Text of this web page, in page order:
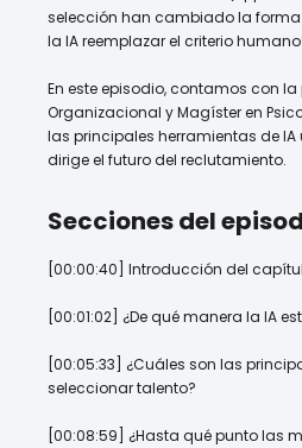
selección han cambiado la forma
la IA reemplazar el criterio
En este episodio, contamos con
Organizacional y Magíster en
las principales herramientas de
dirige el futuro del reclutamiento.
Secciones del
[00:00:40] Introducción del
[00:01:02] ¿De qué manera la IA
[00:05:33] ¿Cuáles son las
seleccionar talento?
[00:08:59] ¿Hasta qué punto las